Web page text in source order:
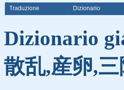
Traduzione Dizionario
Dizionario
散乱,産卵,